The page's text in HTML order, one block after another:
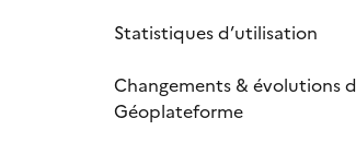
Statistiques d’utilisation
Changements & évolutions
Géoplateforme